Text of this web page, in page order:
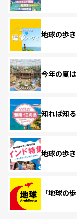
地球の歩
今年の夏
知れば知
地球の歩
「地球の